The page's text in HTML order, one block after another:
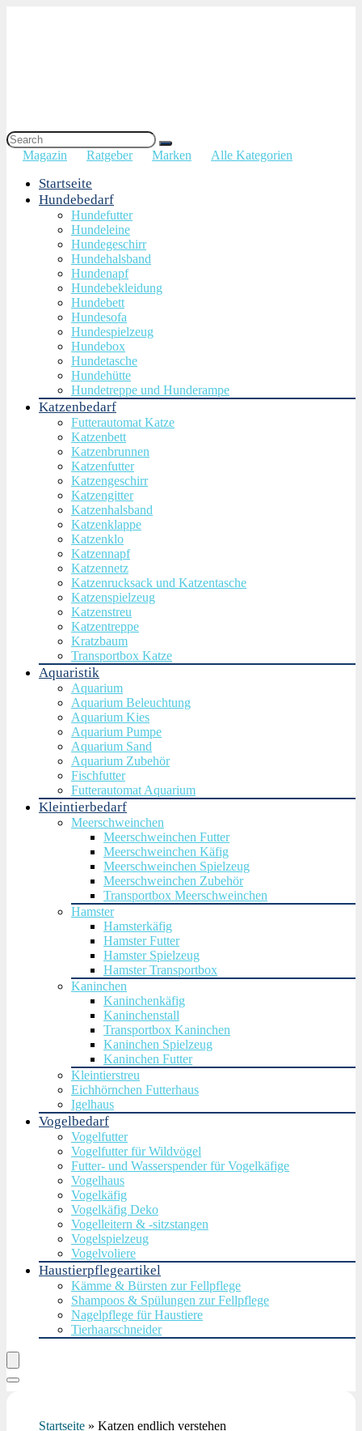
Magazin Ratgeber Marken Alle Kategorien
Startseite
Hundebedarf
Hundefutter
Hundeleine
Hundegeschirr
Hundehalsband
Hundenapf
Hundebekleidung
Hundebett
Hundesofa
Hundespielzeug
Hundebox
Hundetasche
Hundehütte
Hundetreppe und Hunderampe
Katzenbedarf
Futterautomat Katze
Katzenbett
Katzenbrunnen
Katzenfutter
Katzengeschirr
Katzengitter
Katzenhalsband
Katzenklappe
Katzenklo
Katzennapf
Katzennetz
Katzenrucksack und Katzentasche
Katzenspielzeug
Katzenstreu
Katzentreppe
Kratzbaum
Transportbox Katze
Aquaristik
Aquarium
Aquarium Beleuchtung
Aquarium Kies
Aquarium Pumpe
Aquarium Sand
Aquarium Zubehör
Fischfutter
Futterautomat Aquarium
Kleintierbedarf
Meerschweinchen
Meerschweinchen Futter
Meerschweinchen Käfig
Meerschweinchen Spielzeug
Meerschweinchen Zubehör
Transportbox Meerschweinchen
Hamster
Hamsterkäfig
Hamster Futter
Hamster Spielzeug
Hamster Transportbox
Kaninchen
Kaninchenkäfig
Kaninchenstall
Transportbox Kaninchen
Kaninchen Spielzeug
Kaninchen Futter
Kleintierstreu
Eichhörnchen Futterhaus
Igelhaus
Vogelbedarf
Vogelfutter
Vogelfutter für Wildvögel
Futter- und Wasserspender für Vogelkäfige
Vogelhaus
Vogelkäfig
Vogelkäfig Deko
Vogelleitern & -sitzstangen
Vogelspielzeug
Vogelvoliere
Haustierpflegeartikel
Kämme & Bürsten zur Fellpflege
Shampoos & Spülungen zur Fellpflege
Nagelpflege für Haustiere
Tierhaarschneider
Startseite » Katzen endlich verstehen